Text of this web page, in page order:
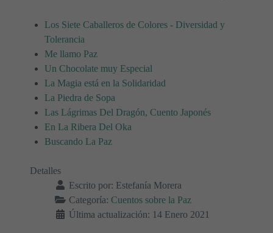
Los Siete Caballeros de Colores - Diversidad y
Tolerancia
Me llamo Paz
Un Chocolate muy Especial
La Magia está en la Solidaridad
La Piedra de Sopa
Las Lágrimas Del Dragón, Cuento Japonés
En La Ribera Del Oka
Buscando La Paz
Detalles
Escrito por: Estefanía Morera
Categoría: Cuentos sobre la Paz
Última actualización: 14 Enero 2021